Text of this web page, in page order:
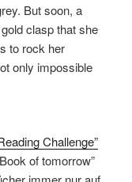
But soon, a
clasp that she
to rock her
only impossible
Challenge”
of tomorrow”